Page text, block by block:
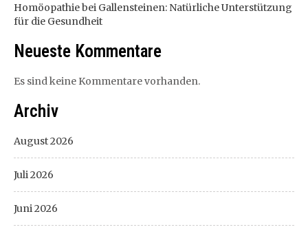
Homöopathie bei Gallensteinen: Natürliche Unterstützung
für die Gesundheit
Neueste Kommentare
Es sind keine Kommentare vorhanden.
Archiv
August 2026
Juli 2026
Juni 2026